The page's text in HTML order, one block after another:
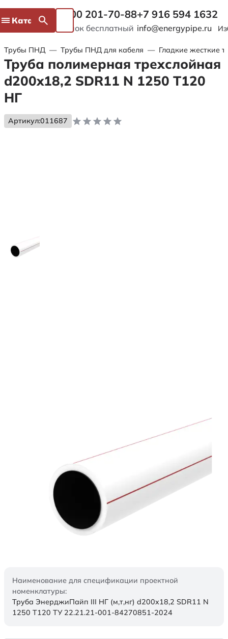
Каталог 8 800 201-70-88
Звонок бесплатный
+7 916 594 1632
info@energypipe.ru
Трубы ПНД — Трубы ПНД для кабеля — Гладкие жесткие
Труба полимерная трехслойная
d200x18,2 SDR11 N 1250 Т120
НГ
Артикул:011687
Наименование для спецификации проектной
номенклатуры:
Труба ЭнерджиПайп III НГ (м,т,нг) d200x18,2 SDR11 N
1250 Т120 ТУ 22.21.21-001-84270851-2024